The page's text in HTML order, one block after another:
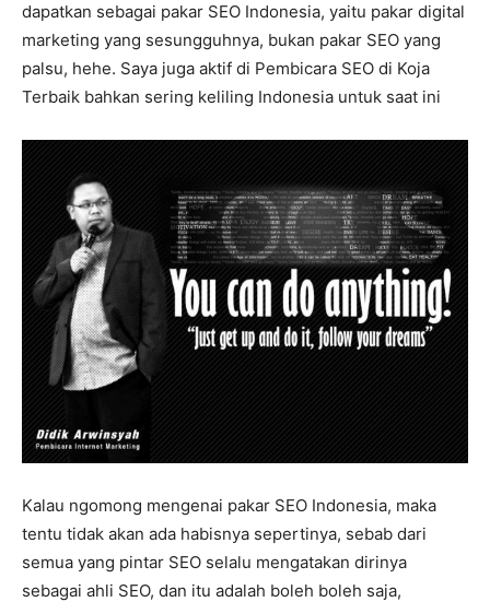
dapatkan sebagai pakar SEO Indonesia, yaitu pakar digital
marketing yang sesungguhnya, bukan pakar SEO yang
palsu, hehe. Saya juga aktif di Pembicara SEO di Koja
Terbaik bahkan sering keliling Indonesia untuk saat ini
Kalau ngomong mengenai pakar SEO Indonesia, maka
tentu tidak akan ada habisnya sepertinya, sebab dari
semua yang pintar SEO selalu mengatakan dirinya
sebagai ahli SEO, dan itu adalah boleh boleh saja,